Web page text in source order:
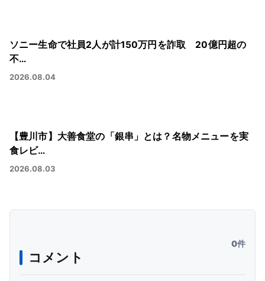
ソニー生命で社員2人が計150万円を詐取 20億円超の
不…
2026.08.04
【豊川市】大善食堂の「銀串」とは？名物メニューを実
食レビ…
2026.08.03
コメント
0件